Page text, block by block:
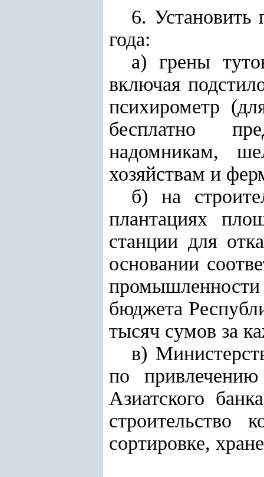
6. Установить
года:
а) грены
включая
психирометр
бесплатно
надомникам,
хозяйствам и
б) на
плантациях
станции для
основании
бюджета
тысяч сумов за
в)
по
Азиатского
строительство
сортировке,